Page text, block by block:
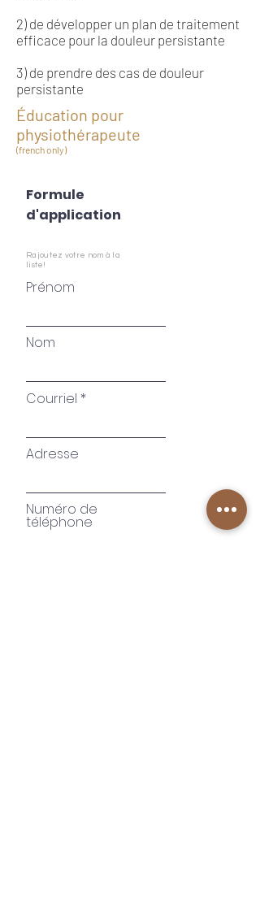
2) de développer un plan de traitement
efficace pour la douleur persistante
3) de prendre des cas de douleur
persistante
Éducation pour
physiothérapeute
(french only)
Formule
d'application
Rajoutez votre nom à la
liste!
Prénom
Nom
Courriel
Adresse
Numéro de
téléphone